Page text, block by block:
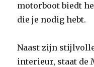
motorboot biedt
die je nodig hebt.
Naast zijn
interieur, staat de